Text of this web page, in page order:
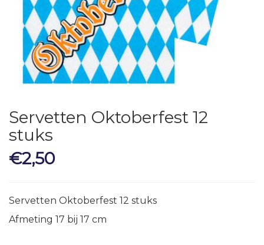
Servetten Oktoberfest 12
stuks
€2,50
Servetten Oktoberfest 12 stuks
Afmeting 17 bij 17 cm